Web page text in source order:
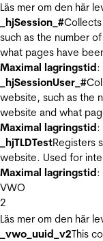
Läs mer om den här
_hjSession_#
such as the number
what pages have
Maximal lagringstid:
_hjSessionUser_#
website, such as the
website and what
Maximal lagringstid:
_hjTLDTestRegisters
website. Used for
Maximal lagringstid:
VWO
2
Läs mer om den här
_vwo_uuid_v2This